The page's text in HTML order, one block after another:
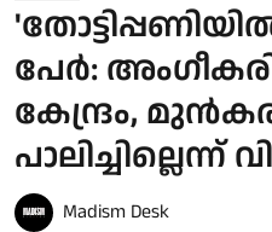
പേർ:
കേന്ദ്രം,
Madism Desk